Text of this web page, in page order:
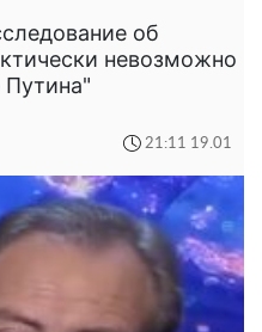
об
невозможно
Путина"
21:11 19.01